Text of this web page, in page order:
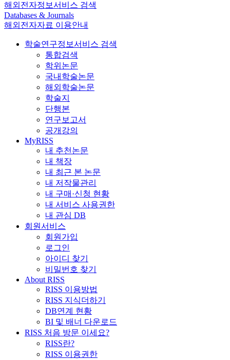
해외전자정보서비스 검색
Databases & Journals
해외전자자료 이용안내
학술연구정보서비스 검색
통합검색
학위논문
국내학술논문
해외학술논문
학술지
단행본
연구보고서
공개강의
MyRISS
내 추천논문
내 책장
내 최근 본 논문
내 저작물관리
내 구매·신청 현황
내 서비스 사용권한
내 관심 DB
회원서비스
회원가입
로그인
아이디 찾기
비밀번호 찾기
About RISS
RISS 이용방법
RISS 지식더하기
DB연계 현황
BI 및 배너 다운로드
RISS 처음 방문 이세요?
RISS란?
RISS 이용권한